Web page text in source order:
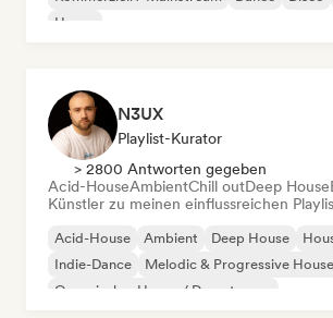
House
N3UX
Playlist-Kurator
> 2800 Antworten gegeben
Acid-HouseAmbientChill outDeep House
Künstler zu meinen einflussreichen
Acid-House Ambient Deep House
Indie-Dance
Melodic & Progressive House
Organischer House / Downtempo